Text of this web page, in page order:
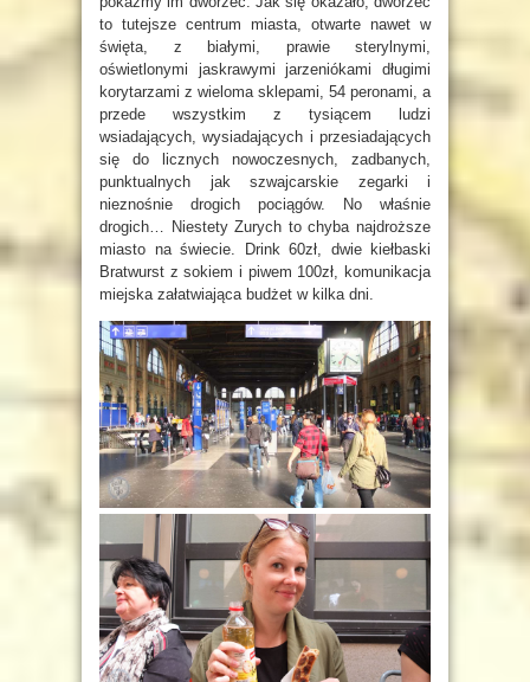
to tutejsze centrum miasta, otwarte nawet w
święta, z białymi, prawie sterylnymi,
oświetlonymi jaskrawymi jarzeniókami długimi
korytarzami z wieloma sklepami, 54 peronami, a
przede wszystkim z tysiącem ludzi
wsiadających, wysiadających i przesiadających
się do licznych nowoczesnych, zadbanych,
punktualnych jak szwajcarskie zegarki i
nieznośnie drogich pociągów. No właśnie
drogich… Niestety Zurych to chyba najdroższe
miasto na świecie. Drink 60zł, dwie kiełbaski
Bratwurst z sokiem i piwem 100zł, komunikacja
miejska załatwiająca budżet w kilka dni.